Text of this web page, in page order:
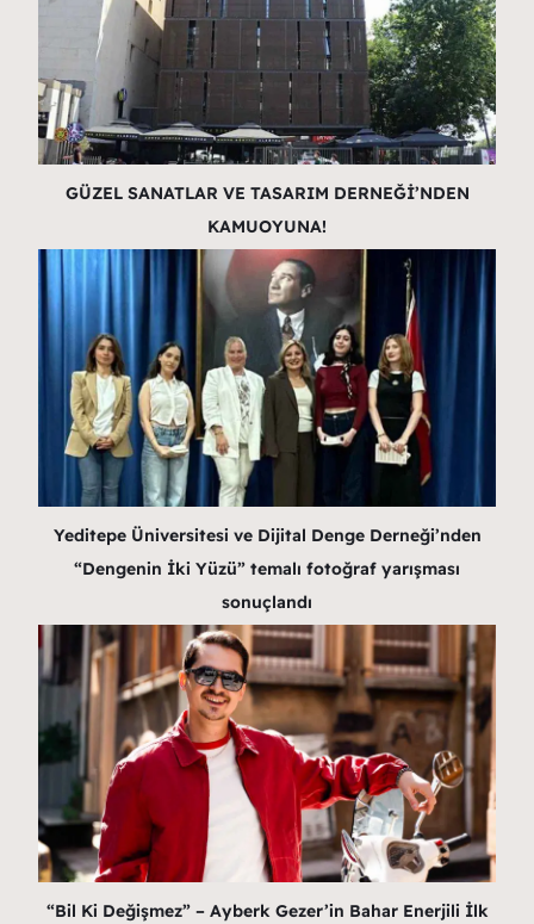
GÜZEL SANATLAR VE TASARIM DERNEĞİ’NDEN
KAMUOYUNA!
Yeditepe Üniversitesi ve Dijital Denge Derneği’nden
“Dengenin İki Yüzü” temalı fotoğraf yarışması
sonuçlandı
“Bil Ki Değişmez” – Ayberk Gezer’in Bahar Enerjili İlk